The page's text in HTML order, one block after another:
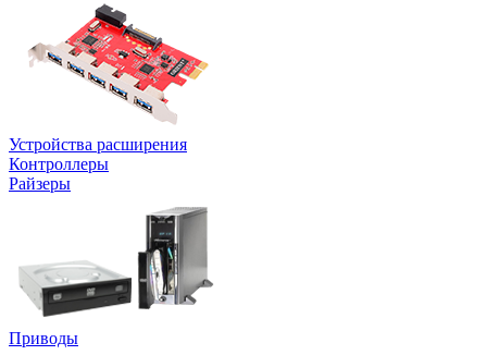
Устройства расширения
Контроллеры
Райзеры
Приводы